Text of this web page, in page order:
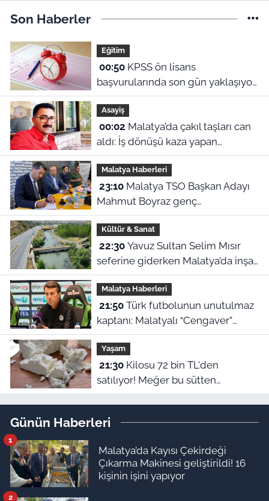
Son Haberler
Eğitim
00:50KPSS ön lisans
başvurularında son gün yaklaşıyor:
2026 başvuru tarihleri ve sınav
ücreti ne?
Asayiş
00:02
aldı: İş dönüşü kaza yapan
motosikletli hayatını kaybetti
Malatya Haberleri
23:10Malatya TSO Başkan Adayı
Mahmut Boyraz genç
girişimcilerle buluştu
Kültür & Sanat
22:30Yavuz Sultan Selim Mısır
seferine giderken Malatya’da inşa
edildi: Peki, buranın ismi neden
“Nadir?”
Malatya Haberleri
21:50Türk futbolunun unutulmaz
kaptanı: Malatyalı “Cengaver”
Bülent Korkmaz’ın ilham veren
hikayesi
Yaşam
21:30Kilosu 72 bin TL'den
satılıyor! Meğer bu sütten
yapılıyormuş
Günün Haberleri
Malatya’da Kayısı Çekirdeği
Çıkarma Makinesi geliştirildi! 16
kişinin işini yapıyor
1
2